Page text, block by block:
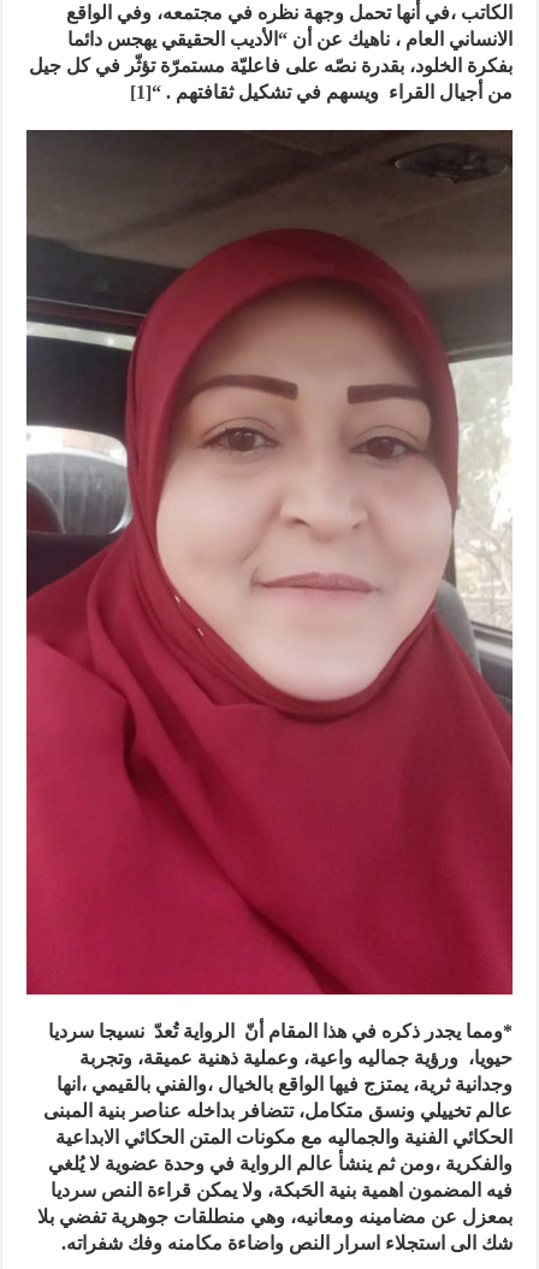
الكاتب ،في أنها تحمل وجهة نظره في مجتمعه، وفي الواقع
الانساني العام ، ناهيك عن أن “الأديب الحقيقي يهجس دائما
بفكرة الخلود، بقدرة نصّه على فاعليّة مستمرّة تؤثّر في كل جيل
من أجيال القراء ويسهم في تشكيل ثقافتهم . “[1]
*ومما يجدر ذكره في هذا المقام أنّ الرواية تُعدّ نسيجا سرديا
حيويا، ورؤية جماليه واعية، وعملية ذهنية عميقة، وتجربة
وجدانية ثرية، يمتزج فيها الواقع بالخيال ،والفني بالقيمي ،انها
عالم تخييلي ونسق متكامل، تتضافر بداخله عناصر بنية المبنى
الحكائي الفنية والجماليه مع مكونات المتن الحكائي الابداعية
والفكرية ،ومن ثم ينشأ عالم الرواية في وحدة عضوية لا يُلغي
فيه المضمون اهمية بنية الحَبكة، ولا يمكن قراءة النص سرديا
بمعزل عن مضامينه ومعانيه، وهي منطلقات جوهرية تفضي بلا
شك الى استجلاء اسرار النص واضاءة مكامنه وفك شفراته.